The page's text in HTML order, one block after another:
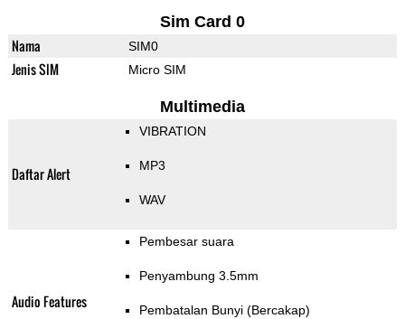
Sim Card 0
Nama SIM0
Jenis SIM Micro SIM
Multimedia
Daftar Alert
VIBRATION
MP3
WAV
Audio Features
Pembesar suara
Penyambung 3.5mm
Pembatalan Bunyi (Bercakap)